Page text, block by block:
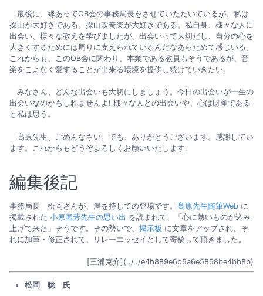
最後に、縁あってOB会の事務局長をさせていただいているが、私は
操山が大好きである。操山吹奏楽が大好きである。私自身、様々な人に
出会い、様々な教えを学びましたが、出会いって大切だし、自分の心を
大きくするためには周りに支えられているんだなあらためて感じいる。
これからも、このOB会に関わり、本業である教員もそうであるが、音
楽をこよなく愛することが出来る環境を提供し続けていきたい。
みなさん、どんな出会いも大切にしましょう。今日の出会いが一生の
出会いなのかもしれませんよ! 様々な人との出会いや、心は財産である
と私は思う。
髙原先生、ごめんなさい。でも、ありがとうございます。感謝してい
ます。これからもどうぞよろしくお願いいたします。
編集後記
事務局長 松岡さんが、満を持しての登場です。 髙原先生随筆Web に
掲載された 小原国芳先生の思い出 を読まれて、「心に熱いものが込み
上げて来た」そうです。その勢いで、 掲示板 に文章をアップされ、そ
れに加筆・修正されて、リレーエッセイとして寄稿して頂きました。
[三浦克介](../../e4b889e6b5a6e5858be4bb8b)
松岡 聡 氏